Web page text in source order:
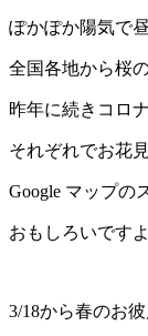
ぽかぽか陽気で
全国各地から桜
昨年に続きコロ
それぞれでお花
Google マップの
おもしろいです
3/18から春のお